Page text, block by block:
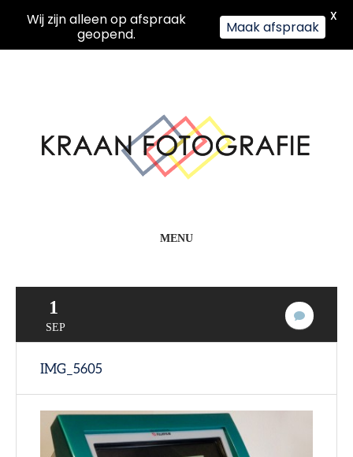
MENU
1
SEP
IMG_5605
Wij zijn alleen op afspraak
geopend.
Maak afspraak
X